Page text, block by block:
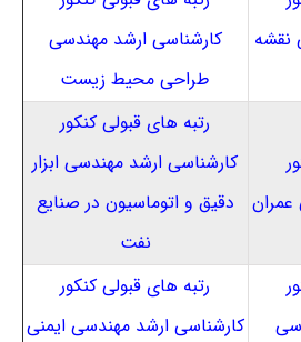
نقشه
کارشناسی ارشد مهندسی
طراحی محیط زیست
رتبه های قبولی کنکور
کارشناسی ارشد مهندسی ‌ابزار
دقیق‌ و اتوماسیون در صنایع
نفت
رتبه های قبولی کنکور
کارشناسی ارشد مهندسی ایمنی